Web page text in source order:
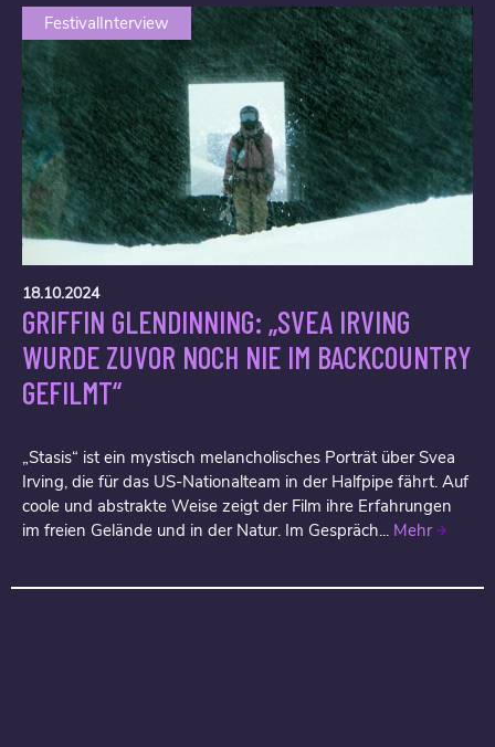
FestivalInterview
18.10.2024
GRIFFIN GLENDINNING: „SVEA IRVING
WURDE ZUVOR NOCH NIE IM BACKCOUNTRY
GEFILMT“
„Stasis“ ist ein mystisch melancholisches Porträt über Svea
Irving, die für das US-Nationalteam in der Halfpipe fährt. Auf
coole und abstrakte Weise zeigt der Film ihre Erfahrungen
im freien Gelände und in der Natur. Im Gespräch... Mehr